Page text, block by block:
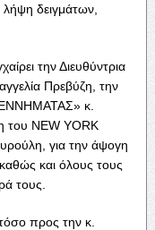
δειγμάτων,
την Διευθύντρια
Πρεβύζη, την
κ.
του NEW YORK
για την άψογη
και όλους τους
τους.
προς την κ.